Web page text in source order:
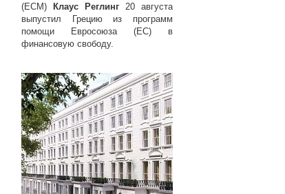
(ЕСМ)
Клаус Реглинг 20 августа
выпустил Грецию из программ
помощи Евросоюза (ЕС) в
финансовую свободу.